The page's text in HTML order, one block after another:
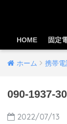
HOME 固定
ホーム 携帯電
090-1937-
2022/07/13